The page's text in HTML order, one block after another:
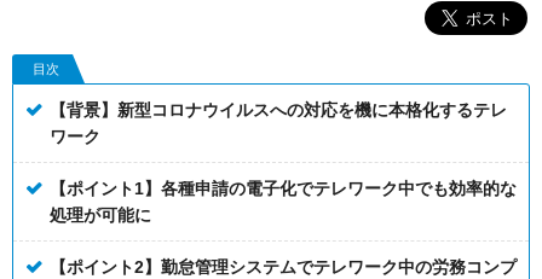
目次
【背景】新型コロナウイルスへの対応を機に本格化するテレ
ワーク
【ポイント1】各種申請の電子化でテレワーク中でも効率的な
処理が可能に
【ポイント2】勤怠管理システムでテレワーク中の労務コンプ